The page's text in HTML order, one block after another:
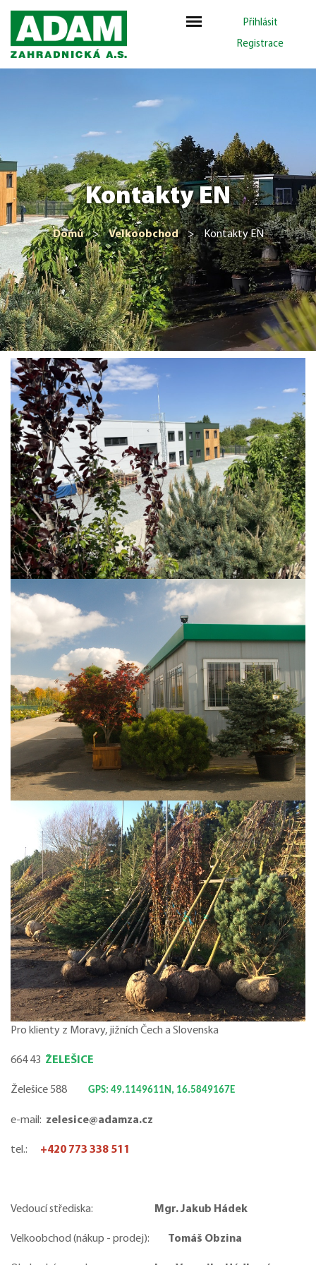
Přihlásit
Registrace
Kontakty EN
Domů > Velkoobchod > Kontakty EN
Pro klienty z Moravy, jižních Čech a Slovenska
664 43 ŽELEŠICE
Želešice 588 GPS: 49.1149611N, 16.5849167E
e-mail: zelesice@adamza.cz
tel.: +420 773 338 511
Vedoucí střediska: Mgr. Jakub Hádek
Velkoobchod (nákup - prodej): Tomáš Obzina